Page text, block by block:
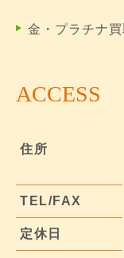
金・プラチナ
ACCESS
住所
TEL/FAX
定休日